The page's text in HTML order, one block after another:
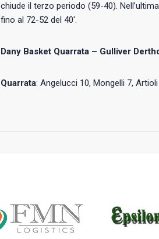
chiude il terzo periodo (59-40).
fino al 72-52 del 40′.
Dany Basket Quarrata – Gulliver
Quarrata: Angelucci 10, Mongelli 7,